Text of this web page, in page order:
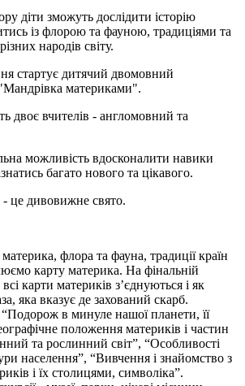
діти зможуть дослідити історію
із флорою та фауною, традиціями та
народів світу.
стартує дитячий двомовний
материками".
двоє вчителів - англомовний та
можливість вдосконалити навики
багато нового та цікавого.
це дивовижне свято.
материка, флора та фауна, традиції країн
карту материка. На фінальній
всі карти материків з’єднуються і як
яка вказує де захований скарб.
“Подорож в минуле нашої планети, її
положення материків і частин
та рослинний світ”, “Особливості
населення”, “Вивчення і знайомство з
і їх столицями, символіка”.